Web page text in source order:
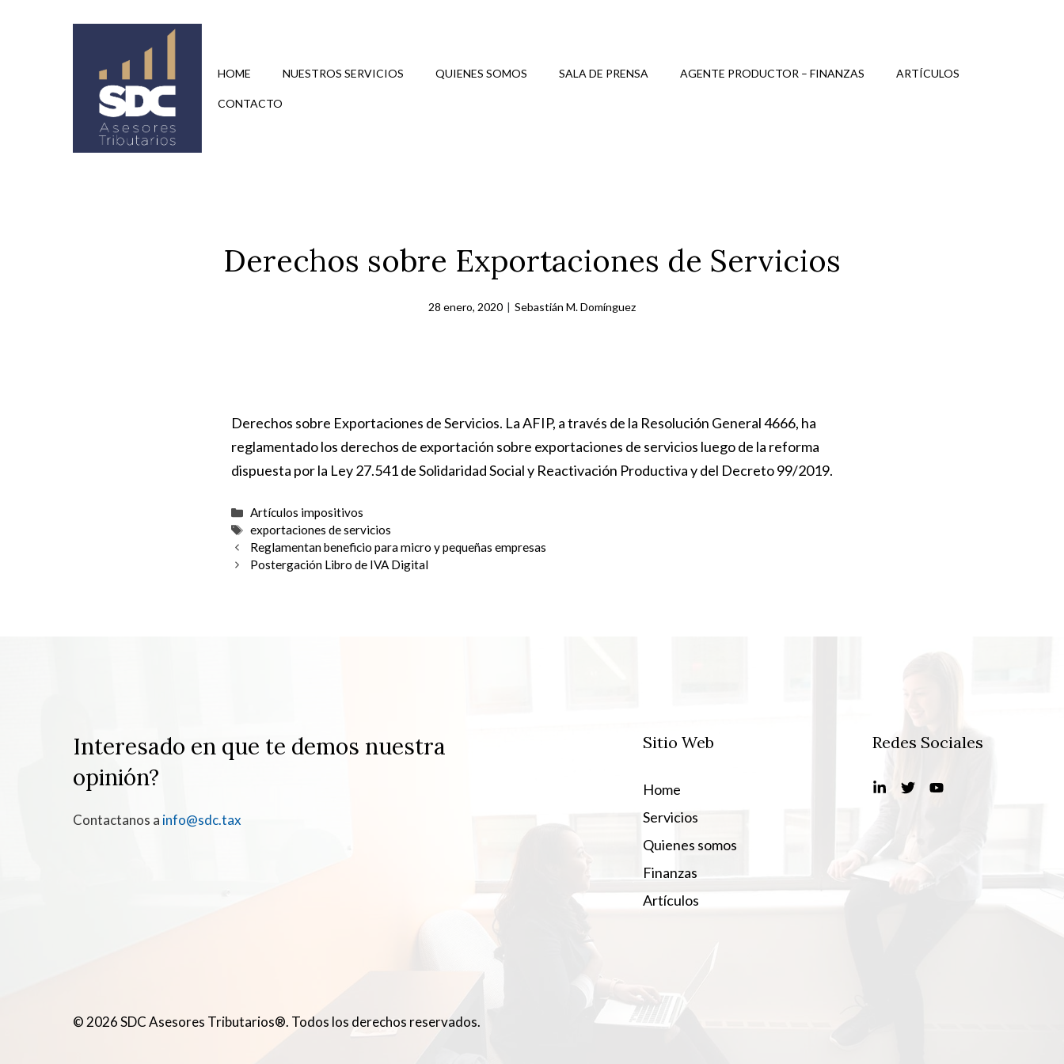
HOME NUESTROS SERVICIOS QUIENES SOMOS SALA DE PRENSA AGENTE PRODUCTOR – FINANZAS ARTÍCULOS
CONTACTO
Derechos sobre Exportaciones de Servicios
28 enero, 2020 | Sebastián M. Domínguez
Derechos sobre Exportaciones de Servicios. La AFIP, a través de la Resolución General 4666, ha
reglamentado los derechos de exportación sobre exportaciones de servicios luego de la reforma
dispuesta por la Ley 27.541 de Solidaridad Social y Reactivación Productiva y del Decreto 99/2019.
Categorías
Artículos impositivos
Etiquetas
exportaciones de servicios
Reglamentan beneficio para micro y pequeñas empresas
Postergación Libro de IVA Digital
Interesado en que te demos nuestra
opinión?
Contactanos a info@sdc.tax
Sitio Web
Home
Servicios
Quienes somos
Finanzas
Artículos
Redes Sociales
© 2026 SDC Asesores Tributarios®. Todos los derechos reservados.